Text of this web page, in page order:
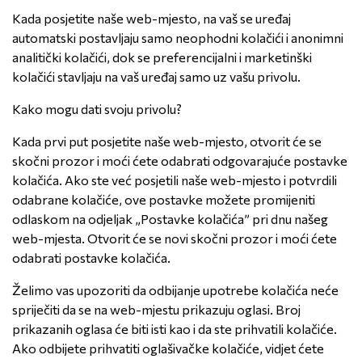
Kada posjetite naše web-mjesto, na vaš se uređaj
automatski postavljaju samo neophodni kolačići i anonimni
analitički kolačići, dok se preferencijalni i marketinški
kolačići stavljaju na vaš uređaj samo uz vašu privolu.
Kako mogu dati svoju privolu?
Kada prvi put posjetite naše web-mjesto, otvorit će se
skočni prozor i moći ćete odabrati odgovarajuće postavke
kolačića. Ako ste već posjetili naše web-mjesto i potvrdili
odabrane kolačiće, ove postavke možete promijeniti
odlaskom na odjeljak „Postavke kolačića” pri dnu našeg
web-mjesta. Otvorit će se novi skočni prozor i moći ćete
odabrati postavke kolačića.
Želimo vas upozoriti da odbijanje upotrebe kolačića neće
spriječiti da se na web-mjestu prikazuju oglasi. Broj
prikazanih oglasa će biti isti kao i da ste prihvatili kolačiće.
Ako odbijete prihvatiti oglašivačke kolačiće, vidjet ćete